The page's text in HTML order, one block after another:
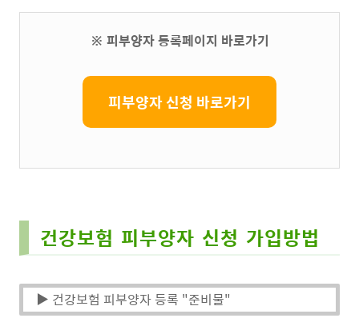
※ 피부양자 등록페이지 바로가기
피부양자 신청 바로가기
건강보험 피부양자 신청 가입방법
▶ 건강보험 피부양자 등록 "준비물"